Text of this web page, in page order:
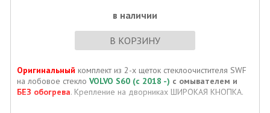
в наличии
В КОРЗИНУ
Оригинальный комплект из 2-х щеток стеклоочистителя SWF
на лобовое стекло VOLVO S60 (с 2018 -) с омывателем и
БЕЗ обогрева. Крепление на дворниках ШИРОКАЯ КНОПКА.